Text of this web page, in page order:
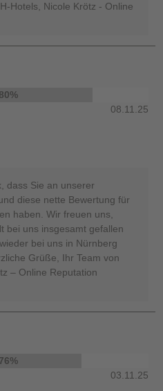
Hotels, Nicole Krötz - Online
80%
08.11.25
dass Sie an unserer
diese nette Bewertung für
haben. Wir freuen uns,
bei uns insgesamt gefallen
bei uns in Nürnberg
Grüße, Ihr Team von
– Online Reputation
76%
03.11.25